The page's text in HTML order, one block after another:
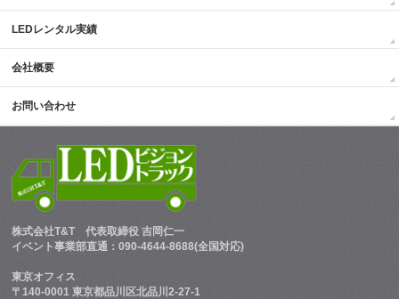
LEDレンタル実績
会社概要
お問い合わせ
株式会社T&T 代表取締役 吉岡仁一
イベント事業部直通：090-4644-8688(全国対応)
東京オフィス
〒140-0001 東京都品川区北品川2-27-1